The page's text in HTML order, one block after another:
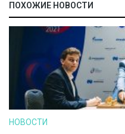
ПОХОЖИЕ НОВОСТИ
НОВОСТИ